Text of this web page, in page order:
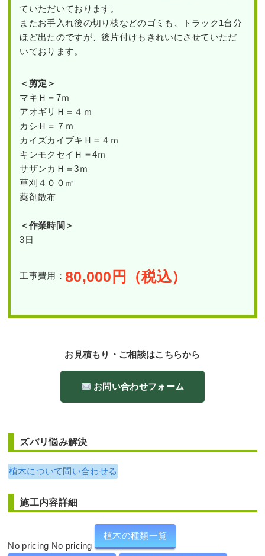
ていただいております。
またお手入れ後の切り枝などのゴミも、トラック1台分
ほど出たのですが、後片付けもきれいにさせていただ
いております。
＜剪定＞
マキＨ＝7ｍ
アオギリＨ＝４ｍ
カシＨ＝７ｍ
カイズカイブキＨ＝４ｍ
キンモクセイＨ＝4ｍ
サザンカＨ＝3ｍ
草刈４００㎡
薬剤散布
＜作業時間＞
3日
工事費用： 80,000 円（税込）
お見積もり・ご相談はこちらから
お問い合わせフォーム
ズバリ悩み解決
植木について問い合わせる
施工内容詳細
No pricing No pricing
植木の種類一覧